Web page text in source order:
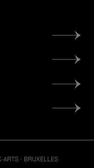
ARTS - BRUXELLES